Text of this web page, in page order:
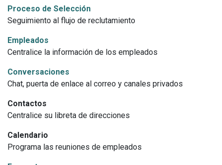
Proceso de Selección
Seguimiento al flujo de reclutamiento
Empleados
Centralice la información de los empleados
Conversaciones
Chat, puerta de enlace al correo y canales privados
Contactos
Centralice su libreta de direcciones
Calendario
Programa las reuniones de empleados